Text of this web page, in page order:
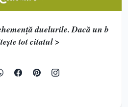
duelurile. Dacă un b
tot citatul >